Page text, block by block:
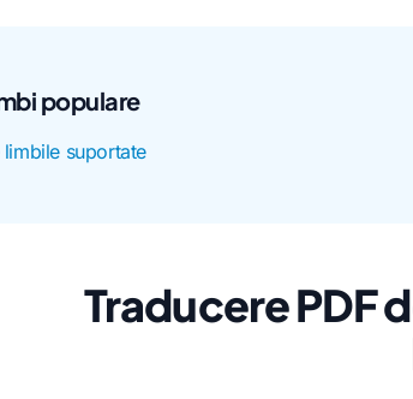
populare
suportate
Traducere PDF